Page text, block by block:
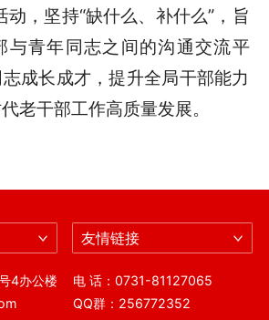
动，坚持“缺什么、补什么”，旨
与青年同志之间的沟通交流平
成长成才，提升全局干部能力
老干部工作高质量发展。
友情链接
4办公楼
电 话：0731-81127065
QQ群：256772352